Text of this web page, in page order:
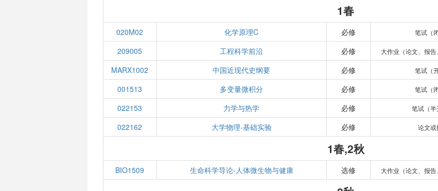
1春
020M02 化学原理C 必修 笔试（
209005
工程科学前沿 必修 大作业（论文、报告
MARX1002
中国近现代史纲要 必修 笔试（
001513
多变量微积分 必修 笔试（
022153
力学与热学 必修 笔试（半
022162
大学物理-基础实验 必修 论文或
1春,2秋
BIO1509 生命科学导论-人体微生物与健康 选修 大作业（论文、报告